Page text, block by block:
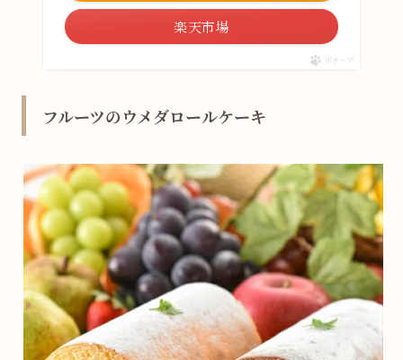
楽天市場
ポチップ
フルーツのウメダロールケーキ